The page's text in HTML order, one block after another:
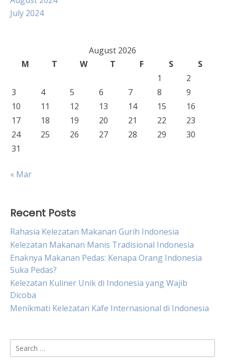
July 2024
August 2026
M
T W T F S
S
1
2
3
4 5 6 7 8
9
10
11 12 13 14 15
16
17
18 19 20 21 22
23
24
25 26 27 28 29
30
31
« Mar
Recent Posts
Rahasia Kelezatan Makanan Gurih Indonesia
Kelezatan Makanan Manis Tradisional Indonesia
Enaknya Makanan Pedas: Kenapa Orang Indonesia
Suka Pedas?
Kelezatan Kuliner Unik di Indonesia yang Wajib
Dicoba
Menikmati Kelezatan Kafe Internasional di Indonesia
Search
for: